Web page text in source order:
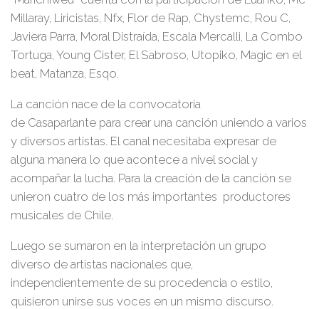
Millaray, Liricistas, Nfx, Flor de Rap, Chystemc, Rou C,
Javiera Parra, Moral Distraída, Escala Mercalli, La Combo
Tortuga, Young Cister, El Sabroso, Utopiko, Magic en el
beat, Matanza, Esqo.
La canción nace de la convocatoria
de Casaparlante para crear una canción uniendo a varios
y diversos artistas. El canal necesitaba expresar de
alguna manera lo que acontece a nivel social y
acompañar la lucha. Para la creación de la canción se
unieron cuatro de los más importantes productores
musicales de Chile.
Luego se sumaron en la interpretación un grupo
diverso de artistas nacionales que,
independientemente de su procedencia o estilo,
quisieron unirse sus voces en un mismo discurso.